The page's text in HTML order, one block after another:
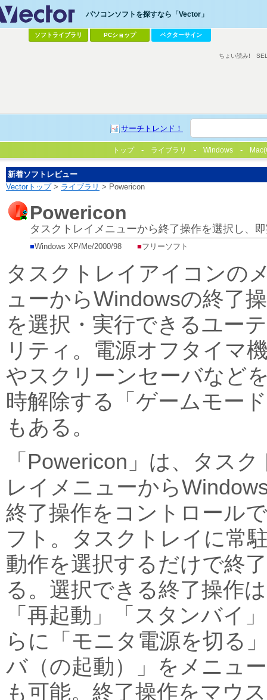
パソコンソフトを探すなら「Vector」
ソフトライブラリ PCショップ ベクターサイン
サーチトレンド！
ちょい読み!
トップ ライブラリ Windows
新着ソフトレビュー
Vectorトップ> ライブラリ > Powericon
Powericon
タスクトレイメニューから終了操作を選択し、
■Windows XP/Me/2000/98 ■フリーソフト
タスクトレイアイコンの
ューからWindowsの終了
を選択・実行できるユー
リティ。電源オフタイマ
やスクリーンセーバなど
時解除する「ゲームモー
もある。
「Powericon」は、タスク
レイメニューから
終了操作をコントロール
フト。タスクトレイに常
動作を選択するだけで終
る。選択できる終了操作
「再起動」「スタンバイ
らに「モニタ電源を切る
バ（の起動）」をメニュ
も可能。終了操作をマウ